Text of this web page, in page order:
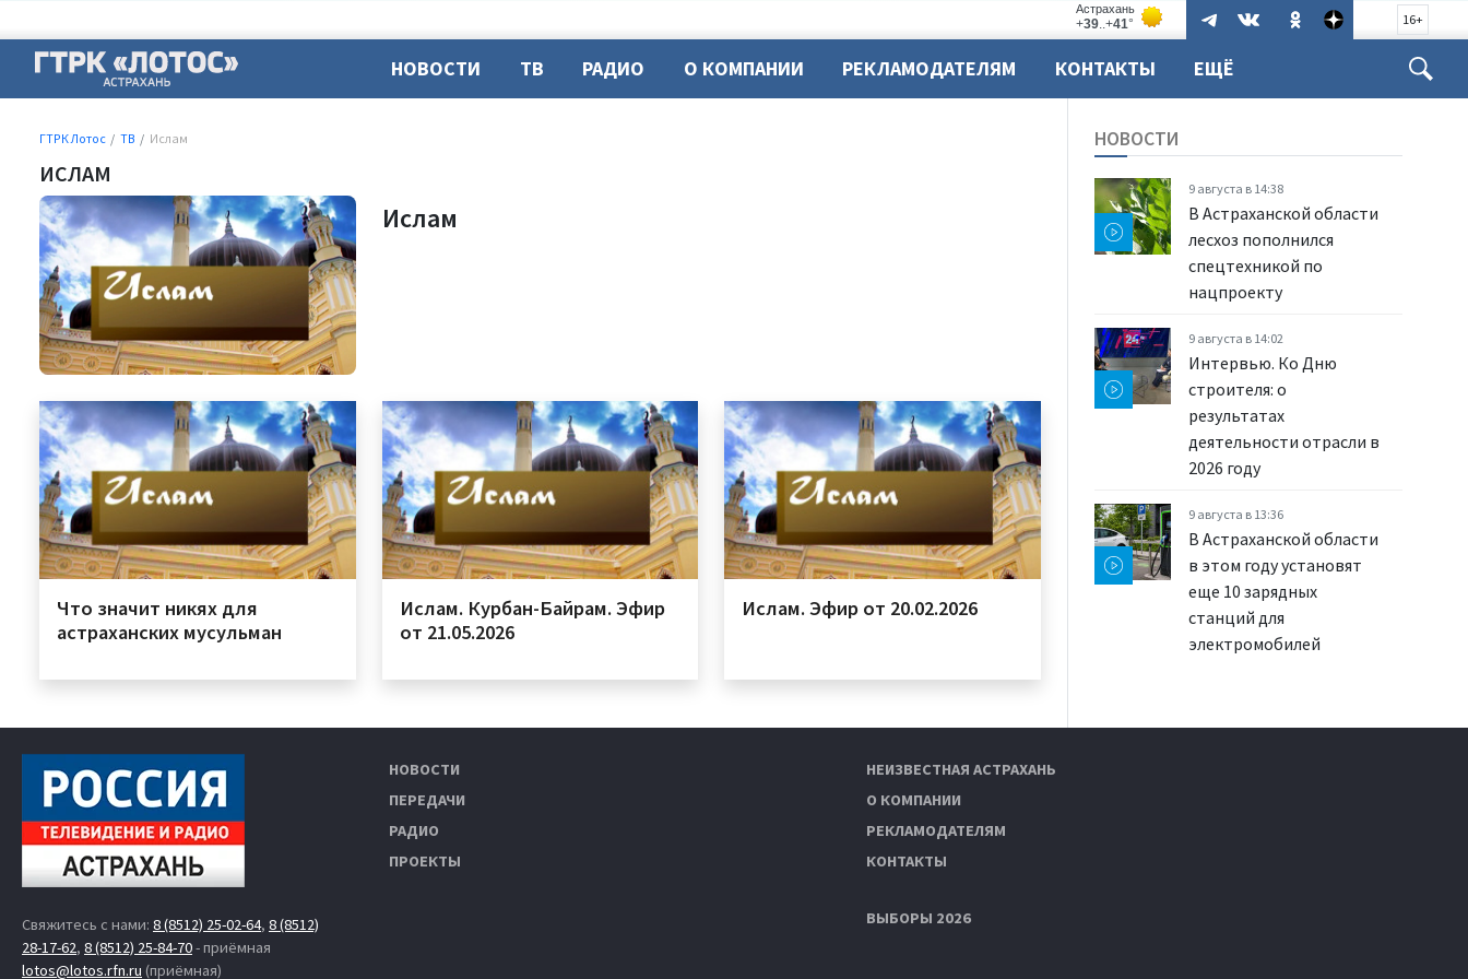
16+
НОВОСТИ ТВ РАДИО О КОМПАНИИ РЕКЛАМОДАТЕЛЯМ КОНТАКТЫ ЕЩЁ
ГТРК Лотос ТВ Ислам
ИСЛАМ
Ислам
Что значит никях для
астраханских мусульман
Ислам. Курбан-Байрам. Эфир
от 21.05.2026
Ислам. Эфир от 20.02.2026
НОВОСТИ
9 августа в 14:38
В Астраханской области
лесхоз пополнился
спецтехникой по
нацпроекту
9 августа в 14:02
Интервью. Ко Дню
строителя: о
результатах
деятельности отрасли в
2026 году
9 августа в 13:36
В Астраханской области
в этом году установят
еще 10 зарядных
станций для
электромобилей
Свяжитесь с нами: 8 (8512) 25-02-64, 8 (8512)
28-17-62, 8 (8512) 25-84-70- приёмная
lotos@lotos.rfn.ru (приёмная)
НОВОСТИ
ПЕРЕДАЧИ
РАДИО
ПРОЕКТЫ
НЕИЗВЕСТНАЯ АСТРАХАНЬ
О КОМПАНИИ
РЕКЛАМОДАТЕЛЯМ
КОНТАКТЫ
ВЫБОРЫ 2026